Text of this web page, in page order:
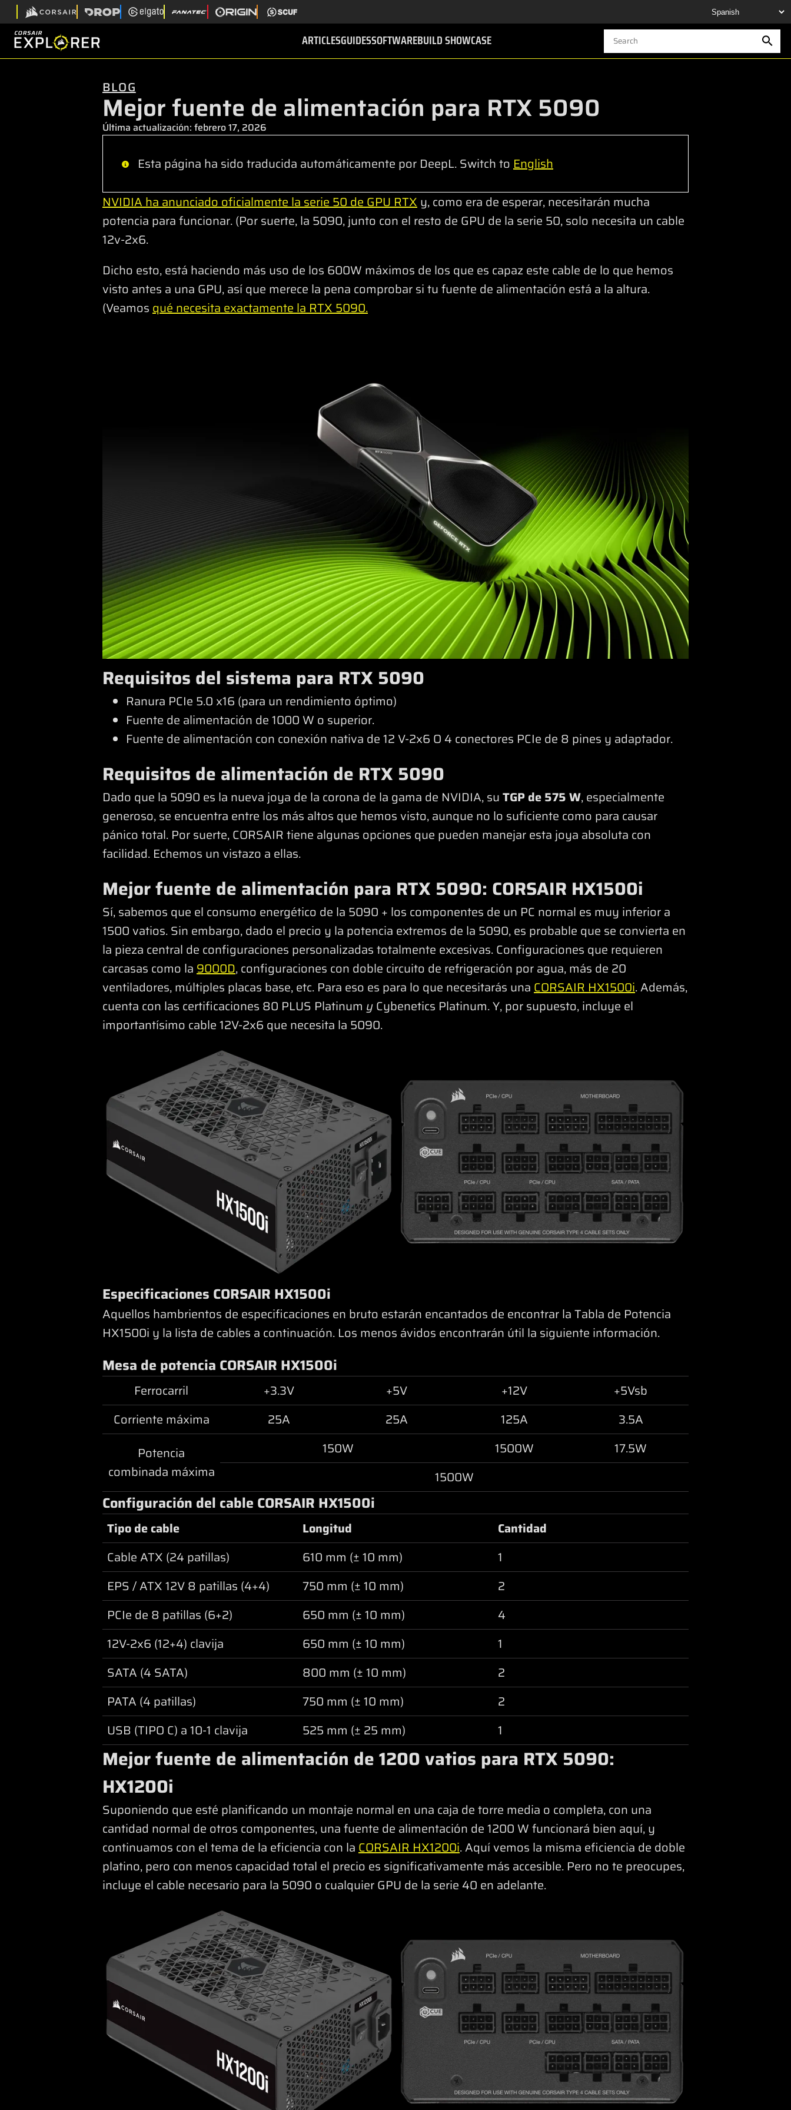
ARTICLESGUIDESSOFTWAREBUILD SHOWCASE
BLOG
Mejor fuente de alimentación para RTX 5090
Última actualización: febrero 17, 2026
Esta página ha sido traducida automáticamente por DeepL. Switch toEnglish
NVIDIA ha anunciado oficialmente la serie 50 de GPU RTXy, como era de esperar, necesitarán mucha
potencia para funcionar. (Por suerte, la 5090, junto con el resto de GPU de la serie 50, solo necesita un cable
12v-2x6.
Dicho esto, está haciendo más uso de los 600W máximos de los que es capaz este cable de lo que hemos
visto antes a una GPU, así que merece la pena comprobar si tu fuente de alimentación está a la altura.
(Veamosqué necesita exactamente la RTX 5090.
Requisitos del sistema para RTX 5090
Ranura PCIe 5.0 x16 (para un rendimiento óptimo)
Fuente de alimentación de 1000 W o superior.
Fuente de alimentación con conexión nativa de 12 V-2x6 O 4 conectores PCIe de 8 pines y adaptador.
Requisitos de alimentación de RTX 5090
Dado que la 5090 es la nueva joya de la corona de la gama de NVIDIA, suTGP de 575 W, especialmente
generoso, se encuentra entre los más altos que hemos visto, aunque no lo suficiente como para causar
pánico total. Por suerte, CORSAIR tiene algunas opciones que pueden manejar esta joya absoluta con
facilidad. Echemos un vistazo a ellas.
Mejor fuente de alimentación para RTX 5090: CORSAIR HX1500i
Sí, sabemos que el consumo energético de la 5090 + los componentes de un PC normal es muy inferior a
1500 vatios. Sin embargo, dado el precio y la potencia extremos de la 5090, es probable que se convierta en
la pieza central de configuraciones personalizadas totalmente excesivas. Configuraciones que requieren
carcasas como la9000D, configuraciones con doble circuito de refrigeración por agua, más de 20
ventiladores, múltiples placas base, etc. Para eso es para lo que necesitarás unaCORSAIR HX1500i. Además,
cuenta con las certificaciones 80 PLUS Platinum yCybenetics Platinum. Y, por supuesto, incluye el
importantísimo cable 12V-2x6 que necesita la 5090.
Especificaciones CORSAIR HX1500i
Aquellos hambrientos de especificaciones en bruto estarán encantados de encontrar la Tabla de Potencia
HX1500i y la lista de cables a continuación. Los menos ávidos encontrarán útil la siguiente información.
Mesa de potencia CORSAIR HX1500i
Ferrocarril +3.3V +5V +12V
+5Vsb
Corriente máxima
25A 25A 125A
3.5A
Potencia
combinada máxima
150W 1500W
17.5W
1500W
Configuración del cable CORSAIR HX1500i
Tipo de cable Longitud
Cantidad
Cable ATX (24 patillas)
610 mm (± 10 mm)
1
EPS / ATX 12V 8 patillas (4+4)
750 mm (± 10 mm)
2
PCIe de 8 patillas (6+2)
650 mm (± 10 mm)
4
12V-2x6 (12+4) clavija
650 mm (± 10 mm)
1
SATA (4 SATA)
800 mm (± 10 mm)
2
PATA (4 patillas)
750 mm (± 10 mm)
2
USB (TIPO C) a 10-1 clavija
525 mm (± 25 mm) 1
Mejor fuente de alimentación de 1200 vatios para RTX 5090:
HX1200i
Suponiendo que esté planificando un montaje normal en una caja de torre media o completa, con una
cantidad normal de otros componentes, una fuente de alimentación de 1200 W funcionará bien aquí, y
continuamos con el tema de la eficiencia con laCORSAIR HX1200i. Aquí vemos la misma eficiencia de doble
platino, pero con menos capacidad total el precio es significativamente más accesible. Pero no te preocupes,
incluye el cable necesario para la 5090 o cualquier GPU de la serie 40 en adelante.